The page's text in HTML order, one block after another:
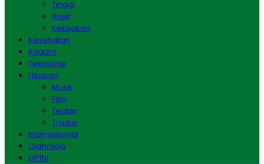
Tinggi
Riset
Kebijakan
Kesehatan
Ragam
Teknologi
Hiburan
Musik
Film
Teater
Tradisi
Internasional
Olahraga
OPINI